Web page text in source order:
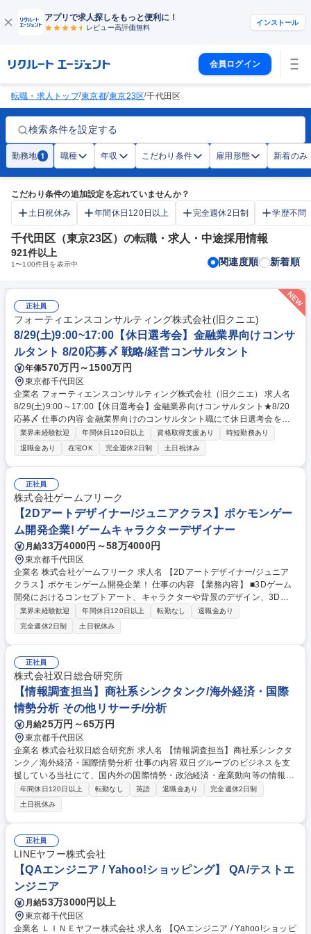
アプリで求人探しをもっと便利に！
レビュー高評価無料
インストール
会員ログイン
転職・求人トップ/東京都/東京23区/千代田区
検索条件を設定する
勤務地 1 職種 年収 こだわり条件 雇用形態 新着のみ
こだわり条件の追加設定を忘れていませんか？
土日祝休み
年間休日120日以上 完全週休2日制 学歴不問
千代田区（東京23区）の転職・求人・中途採用情報
921件以上
1〜100件目を表示中 関連度順 新着順
正社員
フォーティエンスコンサルティング株式会社(旧クニエ)
8/29(土)9:00~17:00【休日選考会】金融業界向けコンサ
ルタント 8/20応募〆 戦略/経営コンサルタント
年俸570万円～1500万円
東京都千代田区
企業名 フォーティエンスコンサルティング株式会社（旧クニエ） 求人名
8/29(土)9:00～17:00【休日選考会】金融業界向けコンサルタント★8/20
応募〆 仕事の内容 金融業界向けのコンサルタント職にて休日選考会を実
施します ■日時：2026年8月29日（土）9:00-17:00 ■場所：当社 東京オフ
ィス 大手町プレイスイーストタワー11階 【当日の流れ】※事前にWEBテ
ストの受検をいただきます ・対面形式で面接を3回予定(不合格の場合、そ
の時点でお帰り頂きます） ・最終面接は別途実施いたします。当日中は内
定のご提示まで至りません。（最終面接官は、役員となります） ・持参い
ただきたいもの：PC・お食事 ・空き時間にはオフィスツアーも実施予定
です。 募集職種 8/29(土)9:00～17:00【休日選考会】金融業界向けコンサ
ルタント★8/20応募〆
業界未経験歓迎 年間休日120日以上 資格取得支援あり
時短勤務あり
退職金あり
在宅OK 完全週休2日制 土日祝休み
正社員
株式会社ゲームフリーク
【2Dアートデザイナー/ジュニアクラス】ポケモンゲー
ム開発企業! ゲームキャラクターデザイナー
月給33万4000円～58万4000円
東京都千代田区
企業名 株式会社ゲームフリーク 求人名 【2Dアートデザイナー/ジュニア
クラス】ポケモンゲーム開発企業！ 仕事の内容 【業務内容】 ■3Dゲーム
開発におけるコンセプトアート、キャラクターや背景のデザイン、3Dモ
デルを制作するための設定画の制作等。 【支給実績に基づく開発部モデル
年収】 ＜ディレクター＞ ～約2,300万円 ＜セクションディレクター＞ ～
約1,800万円 ・30代半ば：1,800万円 ・30代前半：1,500万円 募集職種
【2Dアートデザイナー/ジュニアクラス】ポケモンゲーム開発企業！
業界未経験歓迎 年間休日120日以上 転勤なし
退職金あり
完全週休2日制
土日祝休み
正社員
株式会社双日総合研究所
【情報調査担当】商社系シンクタンク/海外経済・国際
情勢分析 その他リサーチ/分析
月給25万円～65万円
東京都千代田区
企業名 株式会社双日総合研究所 求人名 【情報調査担当】商社系シンクタ
ンク／海外経済・国際情勢分析 仕事の内容 双日グループのビジネスを支
援している当社にて、国内外の国際情勢・政治経済・産業動向等の情報収
集や分析、レポート作成をお任せいたします。先読みのインテリジェンス
機能を通じて価値創造に貢献する役割です ■双日グループのシンクタンク
として、講演や寄稿等を通じた双日グループ向け・外部向けの情報発信 ■
双日グループの中期経営計画に基づく、双日株式会社経営陣へ報告を行い
四半期及び月次の経済、景気動向報告を行う業務 【業務内容の変更範囲】
当社の指定する業務 募集職種 【情報調査担当】商社系シンクタンク／海
外経済・国際情勢分析
年間休日120日以上 転勤なし 英語 退職金あり
完全週休2日制
土日祝休み
正社員
LINEヤフー株式会社
【QAエンジニア / Yahoo!ショッピング】 QA/テストエ
ンジニア
月給53万3000円以上
東京都千代田区
企業名 ＬＩＮＥヤフー株式会社 求人名 【QAエンジニア / Yahoo!ショッピ